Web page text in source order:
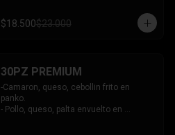
$18.500$23.000
30PZ PREMIUM
-Camaron, queso, cebollin frito en
panko.
- Pollo, queso, palta envuelto en